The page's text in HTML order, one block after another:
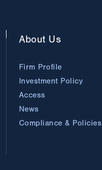
About Us
Firm Profile
Investment Policy
Access
News
Compliance & Policies